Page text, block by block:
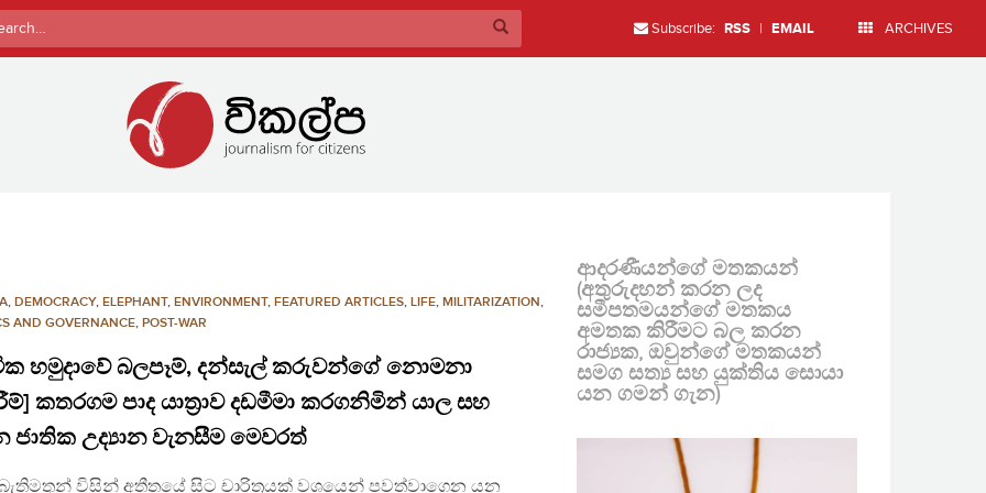
Subscribe: RSS | EMAIL ARCHIVES
, DEMOCRACY, ELEPHANT, ENVIRONMENT, FEATURED ARTICLES, LIFE, MILITARIZATION,
AND GOVERNANCE, POST-WAR
හමුදාවේ බලපෑම්, දන්සැල් කරුවන්ගේ නොමනා
කතරගම පාද යාත්‍රාව දඩමීමා කරගනිමින් යාල සහ
ජාතික උද්‍යාන වැනසීම මෙවරත්
විසින් අතීතයේ සිට චාරිත්‍රයක් වශයෙන් පවත්වාගෙන යන
ආදරණීයන්ගේ මතකයන්
(අතුරුදහන් කරන ලද
සමීපතමයන්ගේ මතකය
අමතක කිරීමට බල කරන
රාජ්‍යක, ඔවුන්ගේ මතකයන්
සමග සත්‍ය සහ යුක්තිය සොයා
යන ගමන් ගැන)